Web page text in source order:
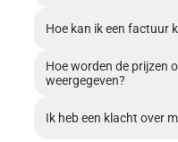
Hoe kan ik een factuur
Hoe worden de prijzen
weergegeven?
Ik heb een klacht over